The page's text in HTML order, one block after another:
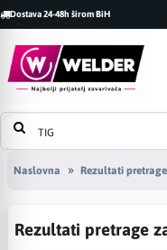
Dostava 24-48h širom BiH
Naslovna Rezultati pretrage
Rezultati pretrage